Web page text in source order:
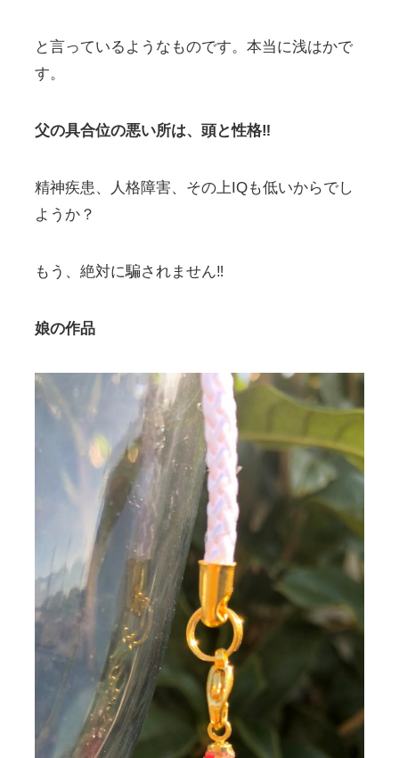
と言っているようなものです。本当に浅はかで
す。
父の具合位の悪い所は、頭と性格‼︎
精神疾患、人格障害、その上IQも低いからでし
ようか？
もう、絶対に騙されません‼
娘の作品